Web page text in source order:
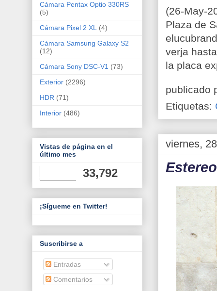
(26-May-
Plaza de
verja
la placa
publicado
Etiquetas:
viernes,
Cámara Pentax Optio 330RS
(5)
Cámara Pixel 2 XL
(4)
Cámara Samsung Galaxy S2
(12)
Cámara Sony DSC-V1 (73)
Exterior (2296)
HDR (71)
Interior (486)
Vistas de página en el
último mes
33,792
¡Sígueme en Twitter!
Suscribirse a
Entradas
Comentarios